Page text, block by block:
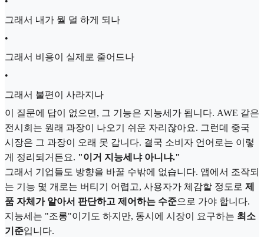
그래서 내가 뭘 덜 하게 되나
•
그래서 비용이 실제로 줄어드나
•
그래서 불편이 사라지나
이 질문에 답이 없으면, 그 기능은 지능세가 됩니다. AWE 같은
전시회는 원래 과장이 나오기 쉬운 자리잖아요. 그런데 중국
시장은 그 과장이 오래 못 갑니다. 결국 소비자 언어로는 이렇
게 정리되거든요. "이거 지능세냐 아니냐."
그래서 기업들도 방향을 바꿀 수밖에 없습니다. 앱에서 조작되
는 기능 몇 개로는 버티기 어렵고, 사용자가 체감할 정도로 제
품 자체가 알아서 판단하고 제어하는 수준으로 가야 합니다.
지능세는 "조롱"이기도 하지만, 동시에 시장이 요구하는 최소
기준입니다.